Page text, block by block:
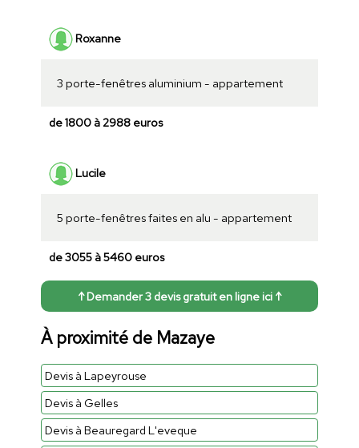
Roxanne
3 porte-fenêtres aluminium - appartement
de 1800 à 2988 euros
Lucile
5 porte-fenêtres faites en alu - appartement
de 3055 à 5460 euros
↑ Demander 3 devis gratuit en ligne ici ↑
À proximité de Mazaye
Devis à Lapeyrouse
Devis à Gelles
Devis à Beauregard L'eveque